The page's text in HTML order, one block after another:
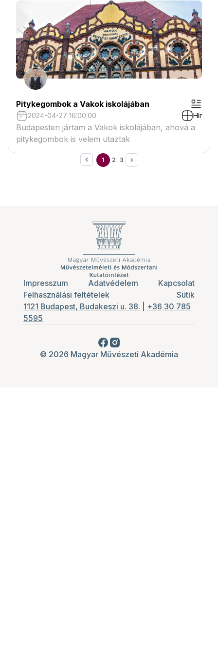
Pitykegombok a Vakok iskolájában
2024-04-27 16:00:00 Hír
Budapesten jártam a Vakok iskolájában, ahová a
pitykegombok is velem utaztak
1 2 3
Impresszum Adatvédelem
Kapcsolat
Felhasználási feltételek
Sütik
1121 Budapest, Budakeszi u. 38.
+36 30 785
5595
© 2026 Magyar Művészeti Akadémia